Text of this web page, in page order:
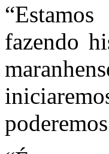
fazendo